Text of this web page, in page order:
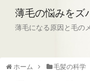
薄毛の悩みをズ
薄毛になる原因と毛の
ホーム 毛髪の科学